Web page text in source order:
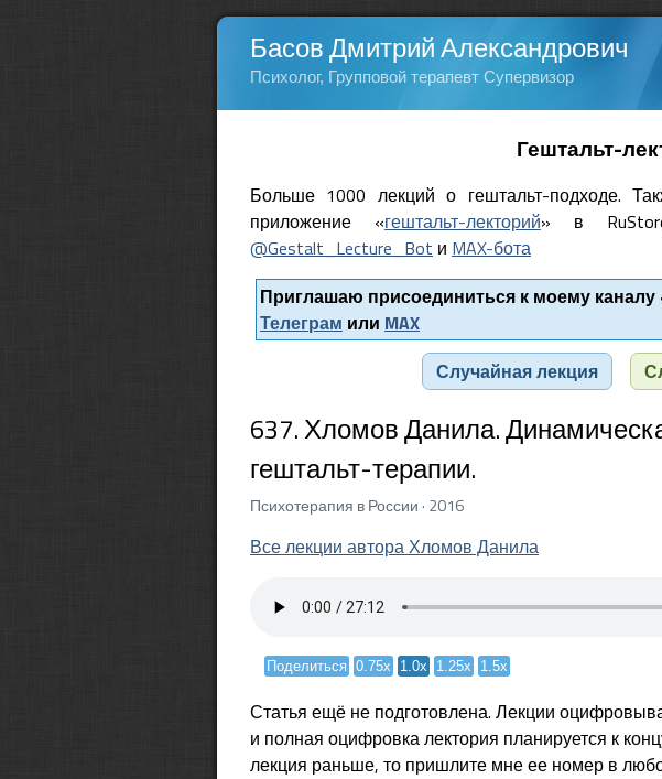
Басов Дмитрий Александрович
Психолог, Групповой терапевт Супервизор
Гештальт-
Больше 1000 лекций о гештальт-подходе.
приложение «гештальт-лекторий» в
@Gestalt_Lecture_Bot и MAX-бота
Приглашаю присоединиться к моему каналу
Телеграм или MAX
Случайная лекция
637. Хломов Данила.
гештальт-терапии.
Психотерапия в России · 2016
Все лекции автора Хломов Данила
Поделиться 0.75x 1.0x 1.25x 1.5x
Статья ещё не подготовлена. Лекции
и полная оцифровка лектория планируется к
лекция раньше, то пришлите мне ее номер в